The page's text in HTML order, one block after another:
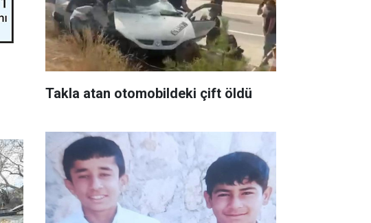
Takla atan otomobildeki çift öldü